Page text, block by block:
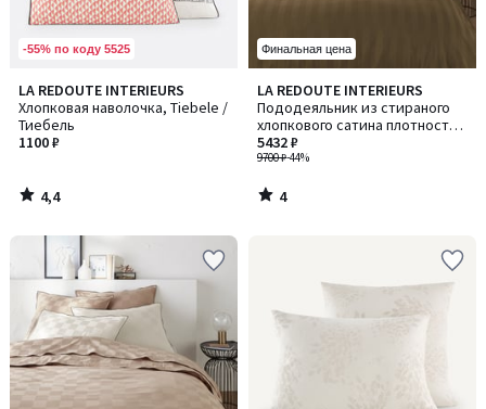
-55% по коду 5525
LA REDOUTE INTERIEURS
Хлопковая наволочка, Tiebele /
Тиебель
1100 ₽
4,4
/ 5
4,4
/
Финальная цена
LA REDOUTE INTERIEURS
Пододеяльник из стираного
хлопкового сатина плотностью
118 нитей/см², полоска Victor /
Виктор
9700 ₽-44%
5432 ₽
4
/
5
4
/